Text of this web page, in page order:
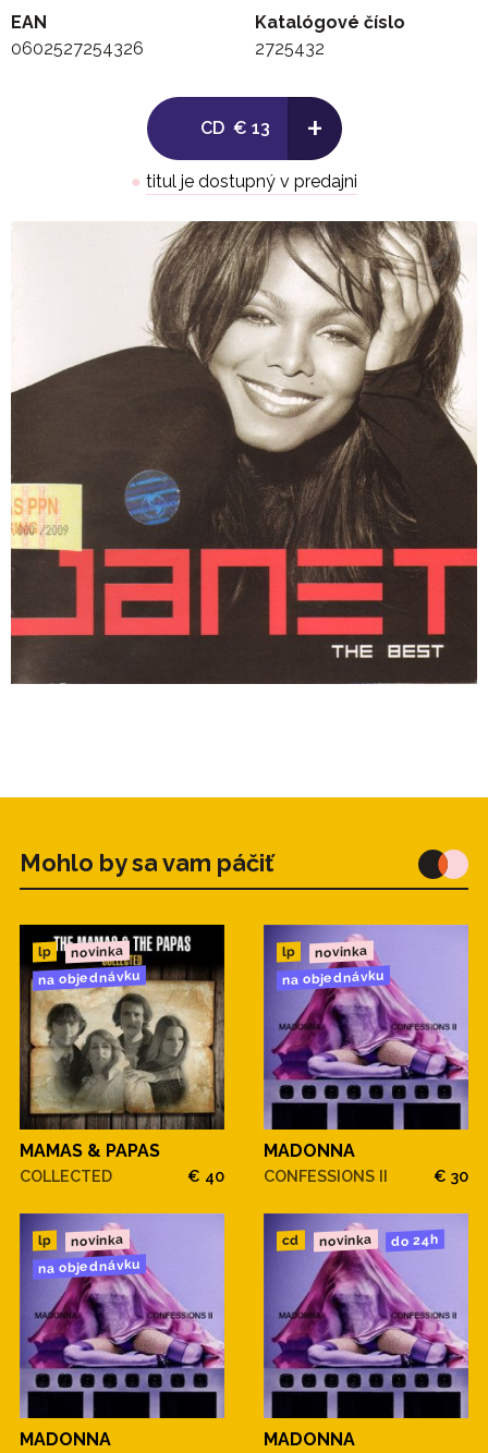
EAN
0602527254326
Katalógové číslo
2725432
CD € 13 +
● titul je dostupný v predajni
Mohlo by sa vam páčiť
lp novinka
na objednávku
MAMAS & PAPAS
COLLECTED € 40
lp novinka
na objednávku
MADONNA
CONFESSIONS II € 30
lp novinka
na objednávku
MADONNA
cd novinka do 24h
MADONNA